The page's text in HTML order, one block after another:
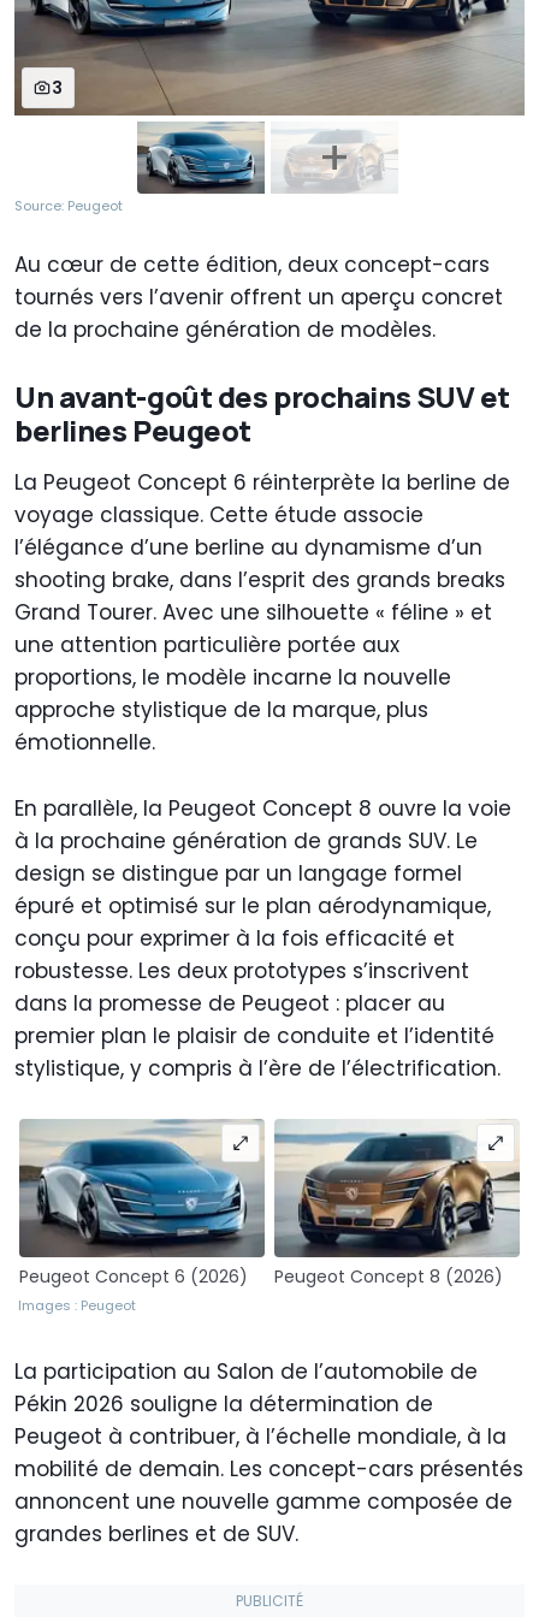
3
Source: Peugeot
Au cœur de cette édition, deux concept-cars
tournés vers l’avenir offrent un aperçu concret
de la prochaine génération de modèles.
Un avant-goût des prochains SUV et
berlines Peugeot
La Peugeot Concept 6 réinterprète la berline de
voyage classique. Cette étude associe
l’élégance d’une berline au dynamisme d’un
shooting brake, dans l’esprit des grands breaks
Grand Tourer. Avec une silhouette « féline » et
une attention particulière portée aux
proportions, le modèle incarne la nouvelle
approche stylistique de la marque, plus
émotionnelle.
En parallèle, la Peugeot Concept 8 ouvre la voie
à la prochaine génération de grands SUV. Le
design se distingue par un langage formel
épuré et optimisé sur le plan aérodynamique,
conçu pour exprimer à la fois efficacité et
robustesse. Les deux prototypes s’inscrivent
dans la promesse de Peugeot : placer au
premier plan le plaisir de conduite et l’identité
stylistique, y compris à l’ère de l’électrification.
Peugeot Concept 6 (2026) Peugeot Concept 8 (2026)
Images : Peugeot
La participation au Salon de l’automobile de
Pékin 2026 souligne la détermination de
Peugeot à contribuer, à l’échelle mondiale, à la
mobilité de demain. Les concept-cars présentés
annoncent une nouvelle gamme composée de
grandes berlines et de SUV.